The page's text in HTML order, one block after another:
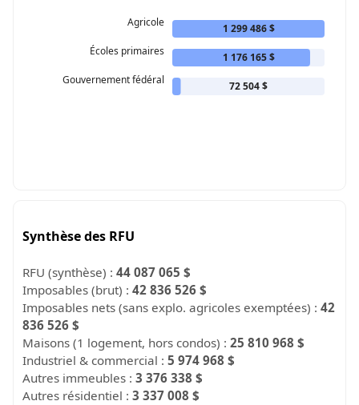
Agricole
1 299 486 $
Écoles primaires
1 176 165 $
Gouvernement fédéral
72 504 $
Synthèse des RFU
RFU (synthèse) :44 087 065 $
Imposables (brut) :42 836 526 $
Imposables nets (sans explo. agricoles exemptées) :42
836 526 $
Maisons (1 logement, hors condos) :25 810 968 $
Industriel & commercial :5 974 968 $
Autres immeubles :3 376 338 $
Autres résidentiel :3 337 008 $